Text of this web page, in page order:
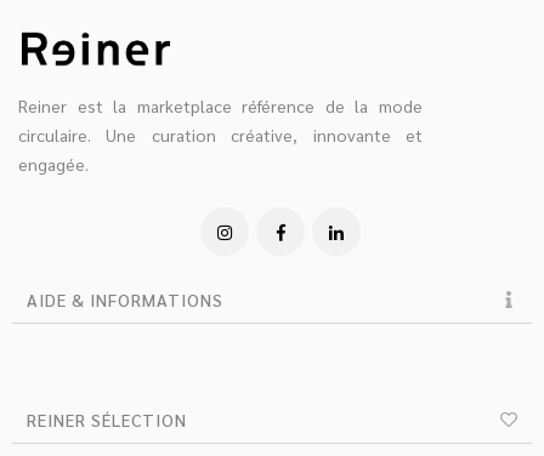
Reiner est la marketplace référence de la mode
circulaire. Une curation créative, innovante et
engagée.
AIDE & INFORMATIONS
REINER SÉLECTION